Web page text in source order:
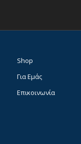
Shop
Για Εμάς
Επικοινωνία